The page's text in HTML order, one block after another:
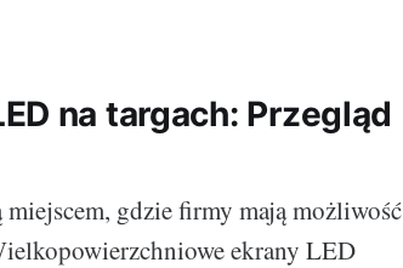
na targach: Przegląd
gdzie firmy mają możliwość
ekrany LED